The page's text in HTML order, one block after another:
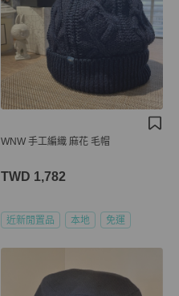
WNW 手工編織 麻花 毛帽
TWD 1,782
近新閒置品 本地 免運